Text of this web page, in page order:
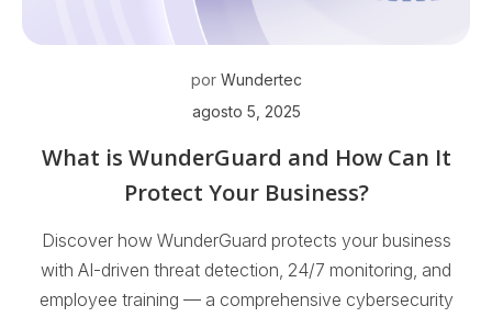
por Wundertec
agosto 5, 2025
What is WunderGuard and How Can It
Protect Your Business?
Discover how WunderGuard protects your business
with AI-driven threat detection, 24/7 monitoring, and
employee training — a comprehensive cybersecurity